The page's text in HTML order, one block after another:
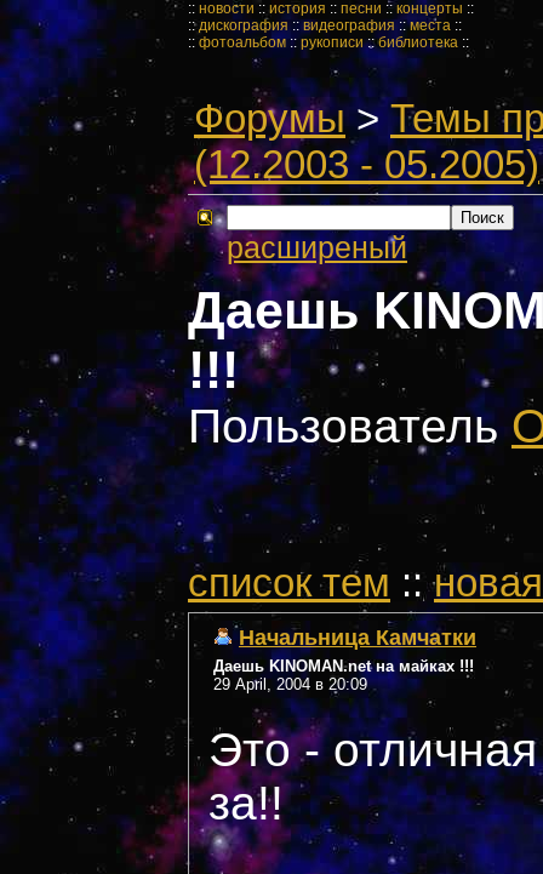
:: новости :: история :: песни :: концерты ::
::дискография :: видеография ::места ::
:: фотоальбом::рукописи::библиотека ::
Форумы> Темы
(12.2003 - 05.2005)
расширеный
Даешь
!!!
Пользователь
cписок тем ::
Начальница Камчатки
Даешь KINOMAN.net на майках !!!
29 April, 2004 в 20:09
Это -
за!!